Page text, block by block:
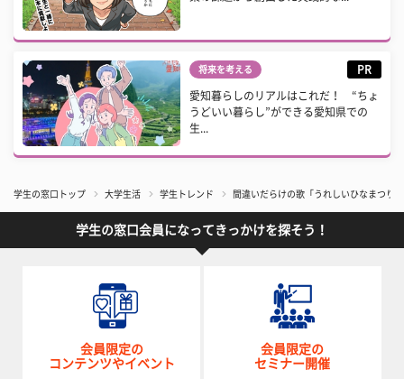
将来を考える PR
愛知暮らしのリアルはこれだ！ “ちょ
うどいい暮らし”ができる愛知県での
生...
学生の窓口トップ 大学生活 学生トレンド 間違いだらけの歌「うれしいひなまつり」
学生の窓口会員になってきっかけを探そう！
会員限定の
コンテンツやイベント
会員限定の
セミナー開催